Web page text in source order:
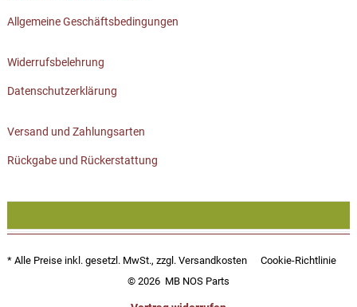
Allgemeine Geschäftsbedingungen
Widerrufsbelehrung
Datenschutzerklärung
Versand und Zahlungsarten
Rückgabe und Rückerstattung
* Alle Preise inkl. gesetzl. MwSt., zzgl. Versandkosten
Cookie-Richtlinie
© 2026 MB NOS Parts